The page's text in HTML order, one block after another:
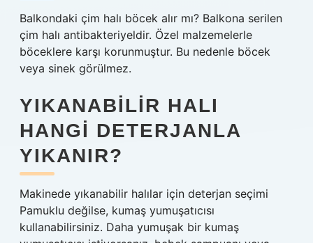
Balkondaki çim halı böcek alır mı? Balkona serilen
çim halı antibakteriyeldir. Özel malzemelerle
böceklere karşı korunmuştur. Bu nedenle böcek
veya sinek görülmez.
YIKANABILIR HALI
HANGI DETERJANLA
YIKANIR?
Makinede yıkanabilir halılar için deterjan seçimi
Pamuklu değilse, kumaş yumuşatıcısı
kullanabilirsiniz. Daha yumuşak bir kumaş